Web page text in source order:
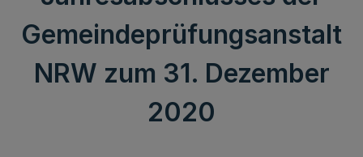
Gemeindeprüfungsanstalt
NRW zum 31. Dezember
2020